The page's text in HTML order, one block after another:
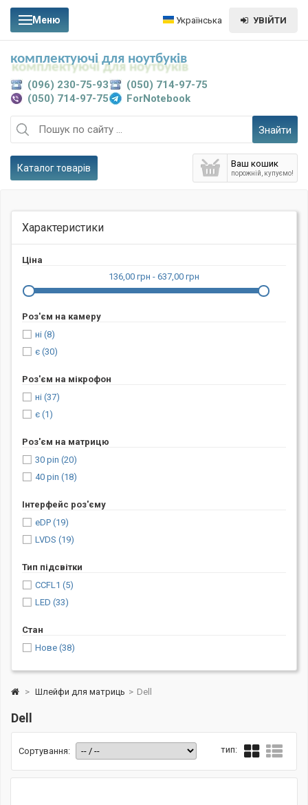
Меню Українська УВІЙТИ
Знайти
Ваш кошик
порожній, купуємо!
Каталог товарів
(096) 230-75-93
(050) 714-97-75
(050) 714-97-75
ForNotebook
комплектуючі для ноутбуків
Характеристики
Ціна
136,00 грн - 637,00 грн
Роз'єм на камеру
ні (8)
є (30)
Роз'єм на мікрофон
ні (37)
є (1)
Роз'єм на матрицю
30 pin (20)
40 pin (18)
Інтерфейс роз'єму
eDP (19)
LVDS (19)
Тип підсвітки
CCFL1 (5)
LED (33)
Стан
Нове (38)
> Шлейфи для матриць > Dell
Dell
Сортування: тип: